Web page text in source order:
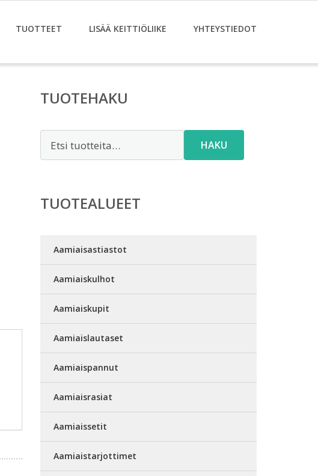
TUOTTEET LISÄÄ KEITTIÖLIIKE YHTEYSTIEDOT
TUOTEHAKU
HAKU
TUOTEALUEET
Aamiaisastiastot
Aamiaiskulhot
Aamiaiskupit
Aamiaislautaset
Aamiaispannut
Aamiaisrasiat
Aamiaissetit
Aamiaistarjottimet